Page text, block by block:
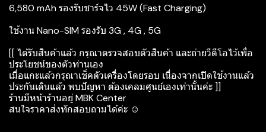
6,580 mAh รองรับชาร์จไว 45W (Fast Charging)
ใช้งาน Nano-SIM รองรับ 3G , 4G , 5G
[[ ได้รับสินค้าแล้ว กรุณาตรวจสอบตัวสินค้า และถ่ายวีดีโอไว้เพื่อ
ประโยชน์ของตัวท่านเอง
เมื่อแกะแล้วกรุณาเช็คตัวเครื่องโดยรอบ เนื่องจากเปิดใช้งานแล้ว
ประกันเดินแล้ว พบปัญหา ต้องเคลมศูนย์เองเท่านั้นค่ะ ]]
ร้านมีหน้าร้านอยู่ MBK Center
สนใจราคาส่งทักสอบถามได้ค่ะ ☺️